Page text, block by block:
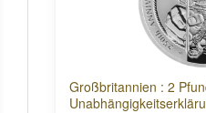
Großbritannien : 2